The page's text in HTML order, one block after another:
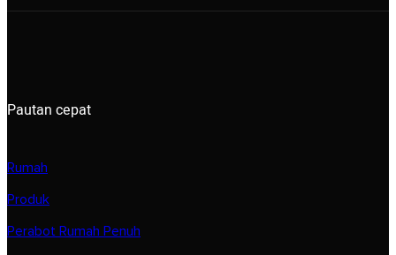
Pautan cepat
Rumah
Produk
Perabot Rumah Penuh